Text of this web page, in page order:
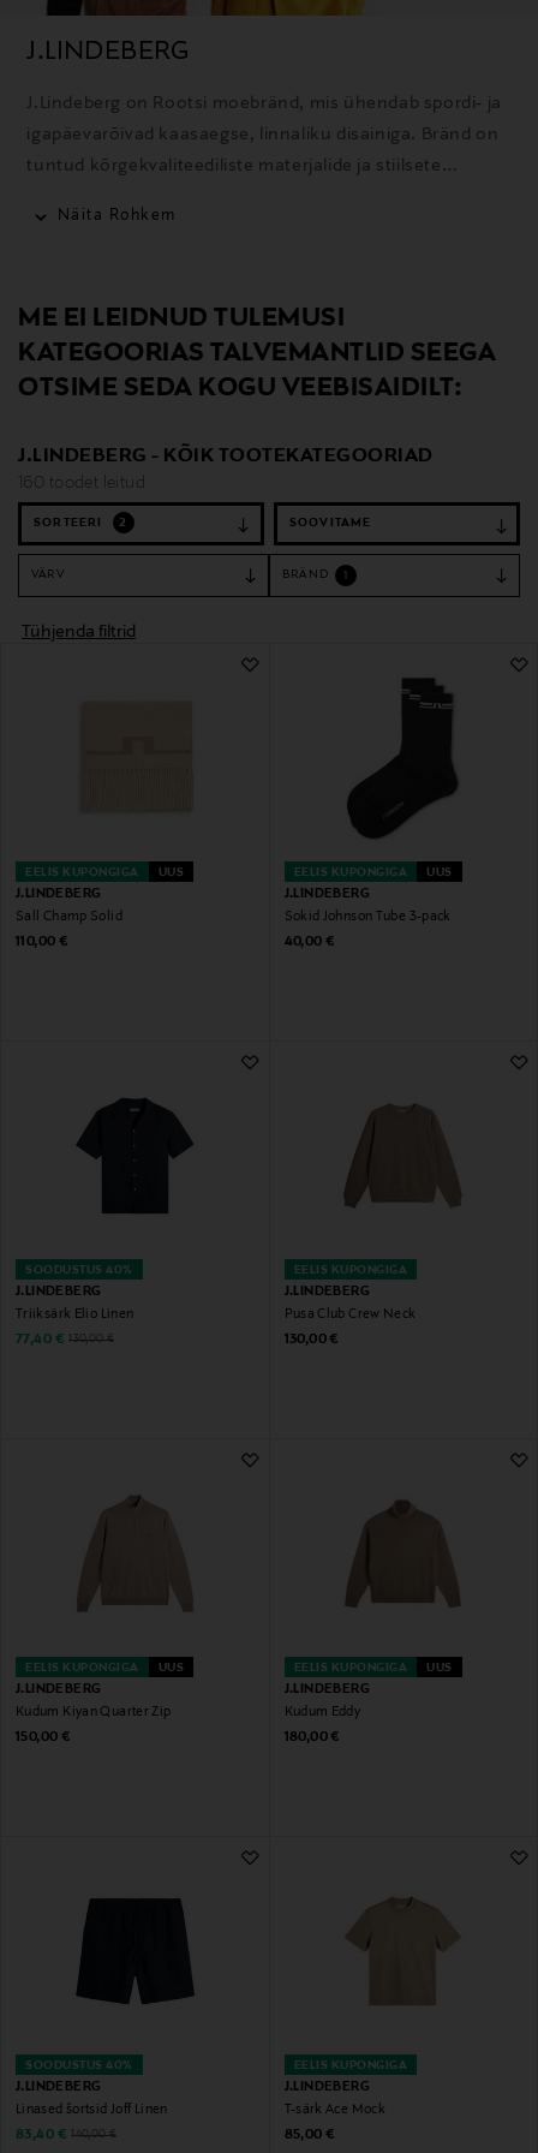
J.LINDEBERG
J.Lindeberg on Rootsi moebränd, mis ühendab spordi- ja
igapäevarõivad kaasaegse, linnaliku disainiga. Bränd on
tuntud kõrgekvaliteediliste materjalide ja stiilsete
Näita Rohkem
ME EI LEIDNUD TULEMUSI
KATEGOORIAS TALVEMANTLID SEEGA
OTSIME SEDA KOGU VEEBISAIDILT:
J.LINDEBERG - KÕIK TOOTEKATEGOORIAD
160 toodet leitud
SORTEERI 2
VÄRV BRÄND
Tühjenda filtrid
EELIS KUPONGIGA UUS
J.LINDEBERG
Sall Champ Solid
Original Price
110,00 €
EELIS KUPONGIGA UUS
J.LINDEBERG
Sokid Johnson Tube 3-pack
Original Price
40,00 €
SOODUSTUS 40%
J.LINDEBERG
Triiksärk Elio Linen
Discounted Price
77,40 € Original Price
130,00 €
EELIS KUPONGIGA
J.LINDEBERG
Pusa Club Crew Neck
Original Price
130,00 €
EELIS KUPONGIGA UUS
J.LINDEBERG
Kudum Kiyan Quarter Zip
Original Price
150,00 €
EELIS KUPONGIGA UUS
J.LINDEBERG
Kudum Eddy
Original Price
180,00 €
SOODUSTUS 40%
J.LINDEBERG
Linased šortsid Joff Linen
Discounted Price
83,40 € Original Price
140,00 €
EELIS KUPONGIGA
J.LINDEBERG
T-särk Ace Mock
Original Price
85,00 €